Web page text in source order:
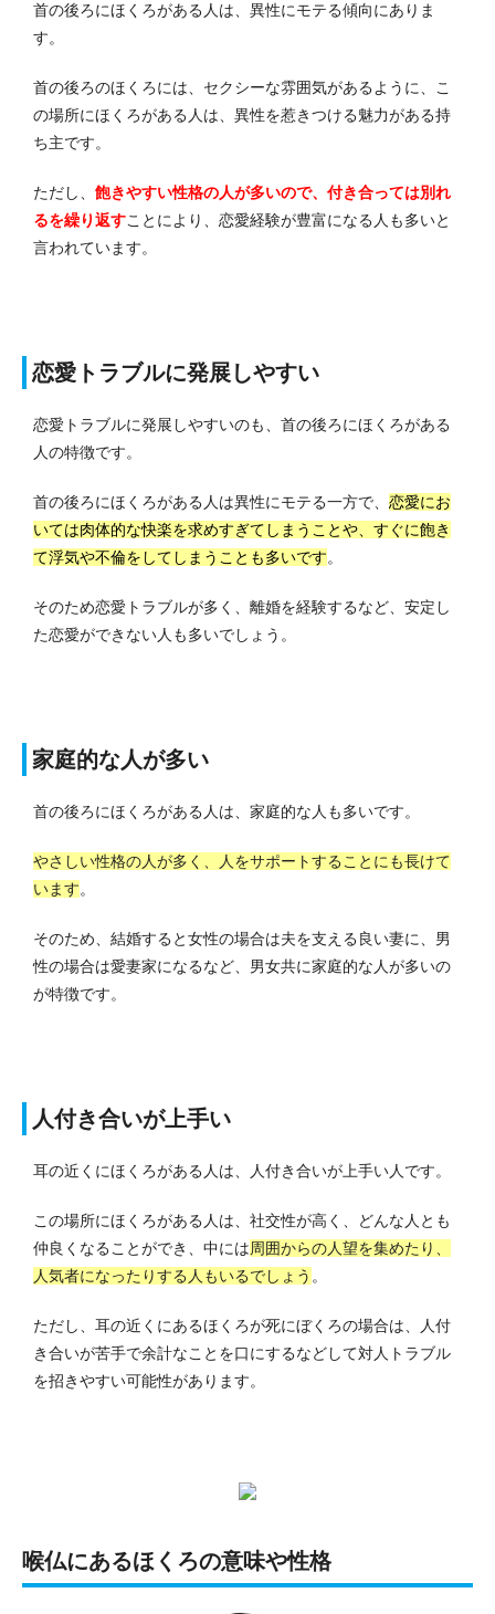
首の後ろにほくろがある人は、異性にモテる傾向にありま
す。
首の後ろのほくろには、セクシーな雰囲気があるように、こ
の場所にほくろがある人は、異性を惹きつける魅力がある持
ち主です。
ただし、 飽きやすい性格の人が多いので、付き合っては別れ
るを繰り返すことにより、恋愛経験が豊富になる人も多いと
言われています。
恋愛トラブルに発展しやすい
恋愛トラブルに発展しやすいのも、首の後ろにほくろがある
人の特徴です。
首の後ろにほくろがある人は異性にモテる一方で、 恋愛にお
いては肉体的な快楽を求めすぎてしまうことや、すぐに飽き
て浮気や不倫をしてしまうことも多いです。
そのため恋愛トラブルが多く、離婚を経験するなど、安定し
た恋愛ができない人も多いでしょう。
家庭的な人が多い
首の後ろにほくろがある人は、家庭的な人も多いです。
やさしい性格の人が多く、人をサポートすることにも長けて
います。
そのため、結婚すると女性の場合は夫を支える良い妻に、男
性の場合は愛妻家になるなど、男女共に家庭的な人が多いの
が特徴です。
人付き合いが上手い
耳の近くにほくろがある人は、人付き合いが上手い人です。
この場所にほくろがある人は、社交性が高く、どんな人とも
仲良くなることができ、中には周囲からの人望を集めたり、
人気者になったりする人もいるでしょう 。
ただし、耳の近くにあるほくろが死にぼくろの場合は、人付
き合いが苦手で余計なことを口にするなどして対人トラブル
を招きやすい可能性があります。
喉仏にあるほくろの意味や性格